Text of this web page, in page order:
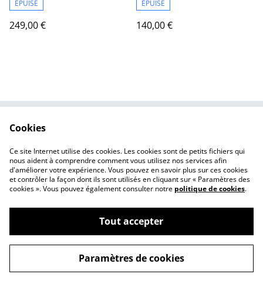
ÉPUISÉ
249,00 €
ÉPUISÉ
140,00 €
Politique de
confidentialité
Politique de cookies
©2026Yadeslustres
powered by
Cookies
Ce site Internet utilise des cookies. Les cookies sont de petits fichiers qui
nous aident à comprendre comment vous utilisez nos services afin
d'améliorer votre expérience. Vous pouvez en savoir plus sur ces cookies
et contrôler la façon dont ils sont utilisés en cliquant sur « Paramètres des
cookies ». Vous pouvez également consulter notre politique de cookies.
Tout accepter
Paramètres de cookies